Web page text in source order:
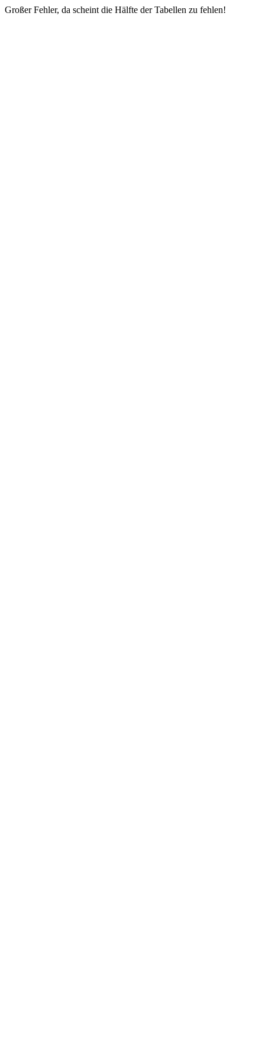
Großer Fehler, da scheint die Hälfte der Tabellen zu fehlen!